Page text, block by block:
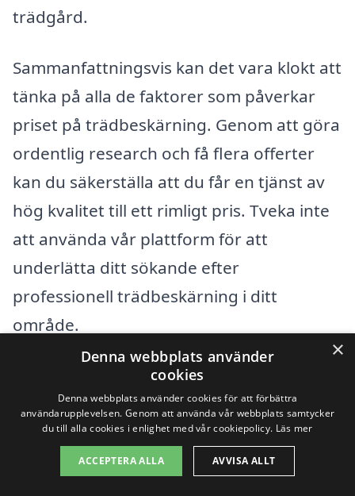
trädgård.
Sammanfattningsvis kan det vara klokt att
tänka på alla de faktorer som påverkar
priset på trädbeskärning. Genom att göra
ordentlig research och få flera offerter
kan du säkerställa att du får en tjänst av
hög kvalitet till ett rimligt pris. Tveka inte
att använda vår plattform för att
underlätta ditt sökande efter
professionell trädbeskärning i ditt
område.
Få 3 erbjudanden, gratis och utan
förpliktelser
×
Denna webbplats använder
cookies
Denna webbplats använder cookies för att förbättra
användarupplevelsen. Genom att använda vår webbplats samtycker
du till alla cookies i enlighet med vår cookiepolicy. Läs mer
ACCEPTERA ALLA AVVISA ALLT